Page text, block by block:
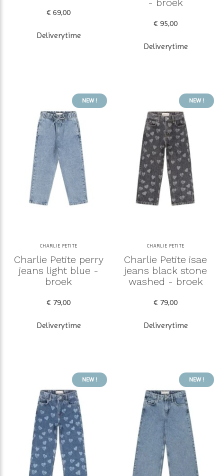
€ 69,00
Deliverytime
- broek
€ 95,00
Deliverytime
NEW !
CHARLIE PETITE
Charlie Petite perry
jeans light blue -
broek
€ 79,00
Deliverytime
NEW !
CHARLIE PETITE
Charlie Petite isae
jeans black stone
washed - broek
€ 79,00
Deliverytime
NEW ! NEW !